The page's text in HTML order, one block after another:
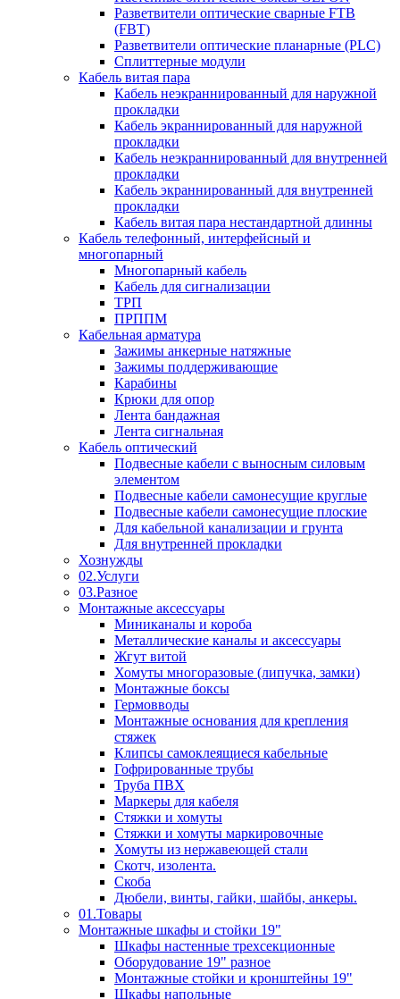
Разветвители оптические сварные FTB
(FBT)
Разветвители оптические планарные (PLC)
Сплиттерные модули
Кабель витая пара
Кабель неэкраннированный для наружной
прокладки
Кабель экраннированный для наружной
прокладки
Кабель неэкраннированный для внутренней
прокладки
Кабель экраннированный для внутренней
прокладки
Кабель витая пара нестандартной длинны
Кабель телефонный, интерфейсный и
многопарный
Многопарный кабель
Кабель для сигнализации
ТРП
ПРППМ
Кабельная арматура
Зажимы анкерные натяжные
Зажимы поддерживающие
Карабины
Крюки для опор
Лента бандажная
Лента сигнальная
Кабель оптический
Подвесные кабели с выносным силовым
элементом
Подвесные кабели самонесущие круглые
Подвесные кабели самонесущие плоские
Для кабельной канализации и грунта
Для внутренней прокладки
Хознужды
02.Услуги
03.Разное
Монтажные аксессуары
Миниканалы и короба
Металлические каналы и аксессуары
Жгут витой
Хомуты многоразовые (липучка, замки)
Монтажные боксы
Гермовводы
Монтажные основания для крепления
стяжек
Клипсы самоклеящиеся кабельные
Гофрированные трубы
Труба ПВХ
Маркеры для кабеля
Стяжки и хомуты
Стяжки и хомуты маркировочные
Хомуты из нержавеющей стали
Скотч, изолента.
Скоба
Дюбели, винты, гайки, шайбы, анкеры.
01.Товары
Монтажные шкафы и стойки 19"
Шкафы настенные трехсекционные
Оборудование 19" разное
Монтажные стойки и кронштейны 19"
Шкафы напольные